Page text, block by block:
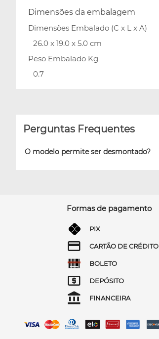
Dimensões da embalagem
Dimensões Embalado (C x L x A)
26.0 x 19.0 x 5.0 cm
Peso Embalado Kg
0.7
Perguntas Frequentes
O modelo permite ser desmontado?
Formas de pagamento
PIX
CARTÃO DE CRÉDITO
BOLETO
DEPÓSITO
FINANCEIRA